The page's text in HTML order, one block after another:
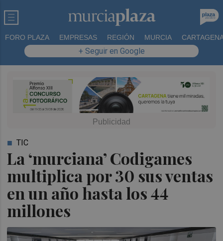
FORO PLAZA EMPRESAS REGIÓN MURCIA
+ Seguir en Google
La ‘murciana’ Codigames
multiplica por 30 sus ventas
en un año hasta los 44
millones
TIC